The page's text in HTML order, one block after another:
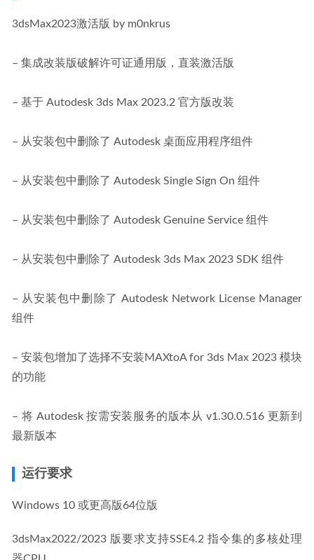
3dsMax2023激活版 by m0nkrus
– 集成改装版破解许可证通用版，直装激活版
– 基于 Autodesk 3ds Max 2023.2 官方版改装
– 从安装包中删除了 Autodesk 桌面应用程序组件
– 从安装包中删除了 Autodesk Single Sign On 组件
– 从安装包中删除了 Autodesk Genuine Service 组件
– 从安装包中删除了 Autodesk 3ds Max 2023 SDK 组件
– 从安装包中删除了 Autodesk Network License Manager
组件
– 安装包增加了选择不安装MAXtoA for 3ds Max 2023 模块
的功能
– 将 Autodesk 按需安装服务的版本从 v1.30.0.516 更新到
最新版本
运行要求
Windows 10 或更高版64位版
3dsMax2022/2023 版要求支持SSE4.2 指令集的多核处理